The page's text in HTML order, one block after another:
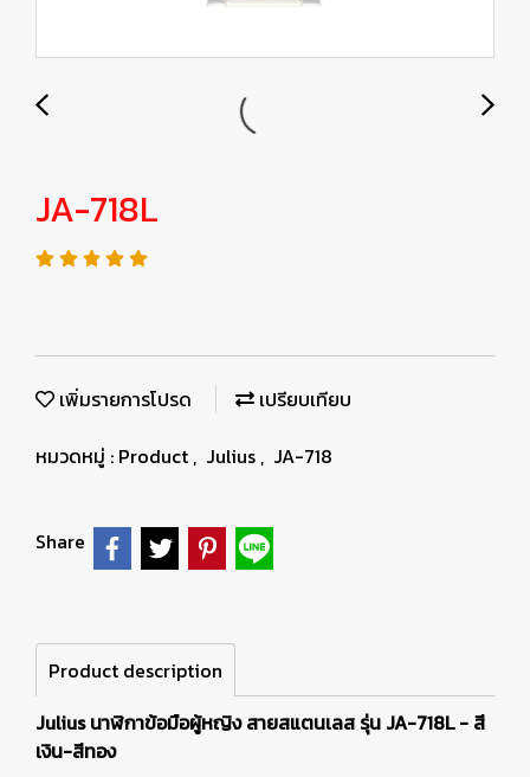
JA-718L
เพิ่มรายการโปรด
เปรียบเทียบ
หมวดหมู่ : Product , Julius , JA-718
Share
Product description
Julius นาฬิกาข้อมือผู้หญิง สายสแตนเลส รุ่น JA-718L - สี
เงิน-สีทอง